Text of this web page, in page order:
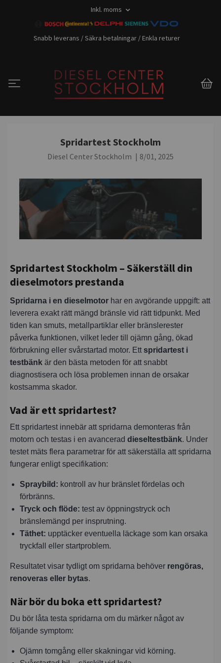
Inkl. moms
Snabb leverans / Säkra betalningar / Enkla returer
Spridartest Stockholm
Diesel Center Stockholm | 8/01, 2025
Spridartest Stockholm – Säkerställ din
dieselmotors prestanda
Spridarna i en dieselmotor har en avgörande uppgift: att
leverera exakt rätt mängd bränsle vid rätt tidpunkt. Med
tiden kan smuts, metallpartiklar eller bränslerester
påverka funktionen, vilket leder till ojämn gång, ökad
förbrukning eller svårstartad motor. Ett spridartest i
testbänk är den bästa metoden för att snabbt
diagnostisera och lösa problemen innan de orsakar
kostsamma skador.
Vad är ett spridartest?
Ett spridartest innebär att spridarna demonteras från
motorn och testas i en avancerad dieseltestbänk. Under
testet mäts flera parametrar för att säkerställa att spridarna
fungerar enligt specifikation:
Spraybild: kontroll av hur bränslet fördelas och
förbränns.
Tryck och flöde: test av öppningstryck och
bränslemängd per insprutning.
Täthet: upptäcker eventuella läckage som kan orsaka
tryckfall eller startproblem.
Resultatet visar tydligt om spridarna behöver rengöras,
renoveras eller bytas.
När bör du boka ett spridartest?
Du bör låta testa spridarna om du märker något av
följande symptom:
Ojämn tomgång eller skakningar vid körning.